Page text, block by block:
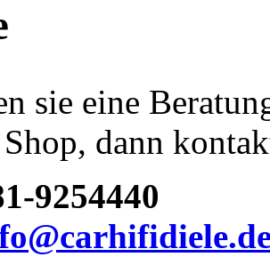
sie eine
dann
9254440